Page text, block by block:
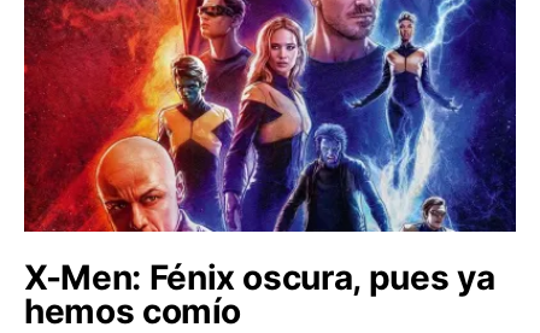
X-Men: Fénix oscura, pues ya
hemos comío